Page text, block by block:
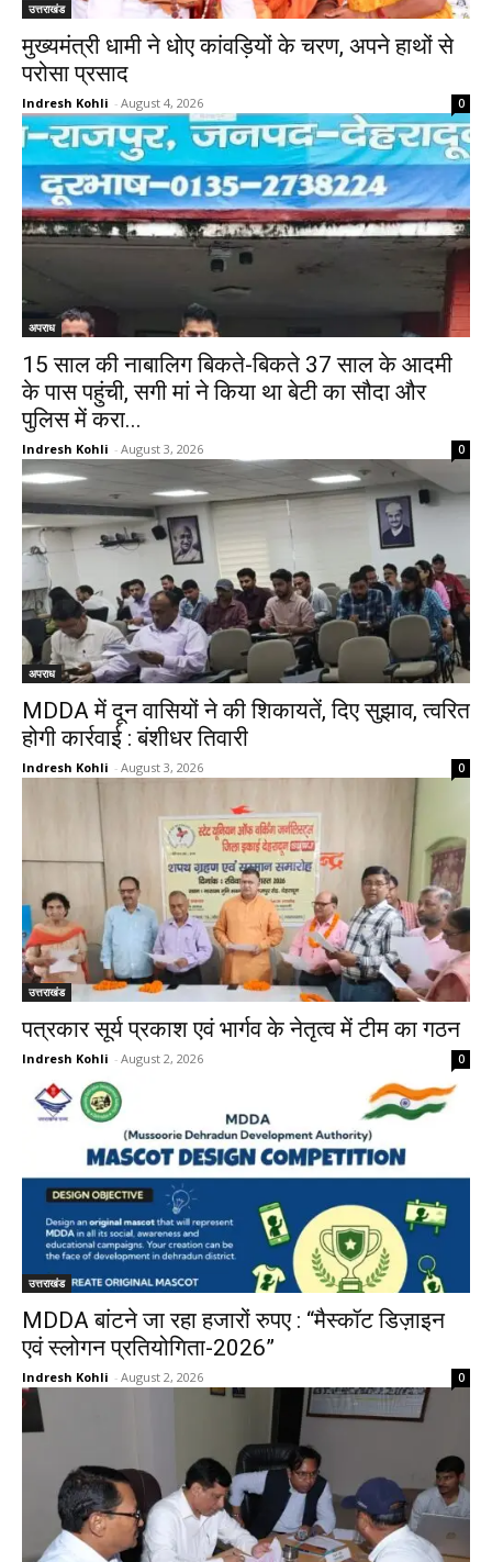
उत्तराखंड
मुख्यमंत्री धामी ने धोए कांवड़ियों के चरण, अपने हाथों से
परोसा प्रसाद
Indresh Kohli - August 4, 2026 0
अपराध
15 साल की नाबालिग बिकते-बिकते 37 साल के आदमी
के पास पहुंची, सगी मां ने किया था बेटी का सौदा और
पुलिस में करा...
Indresh Kohli - August 3, 2026 0
अपराध
MDDA में दून वासियों ने की शिकायतें, दिए सुझाव, त्वरित
होगी कार्रवाई : बंशीधर तिवारी
Indresh Kohli - August 3, 2026 0
उत्तराखंड
पत्रकार सूर्य प्रकाश एवं भार्गव के नेतृत्व में टीम का गठन
Indresh Kohli - August 2, 2026 0
उत्तराखंड
MDDA बांटने जा रहा हजारों रुपए : “मैस्कॉट डिज़ाइन
एवं स्लोगन प्रतियोगिता-2026”
Indresh Kohli - August 2, 2026 0